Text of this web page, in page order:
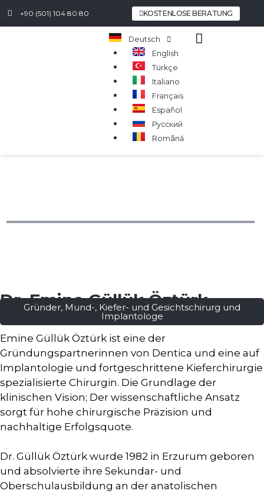
+90 (501) 104 80 80 KOSTENLOSE BERATUNG
Deutsch
English
Türkçe
Italiano
Français
Español
Русский
Română
Dr. Emine Güllük Öztürk
Gründer, Mund-, Kiefer- und Gesichtschirurg und
Implantologe
Emine Güllük Öztürk ist eine der
Gründungspartnerinnen von Dentica und eine auf
Implantologie und fortgeschrittene Kieferchirurgie
spezialisierte Chirurgin. Die Grundlage der
klinischen Vision; Der wissenschaftliche Ansatz
sorgt für hohe chirurgische Präzision und
nachhaltige Erfolgsquote.
Dr. Güllük Öztürk wurde 1982 in Erzurum geboren
und absolvierte ihre Sekundar- und
Oberschulausbildung an der anatolischen